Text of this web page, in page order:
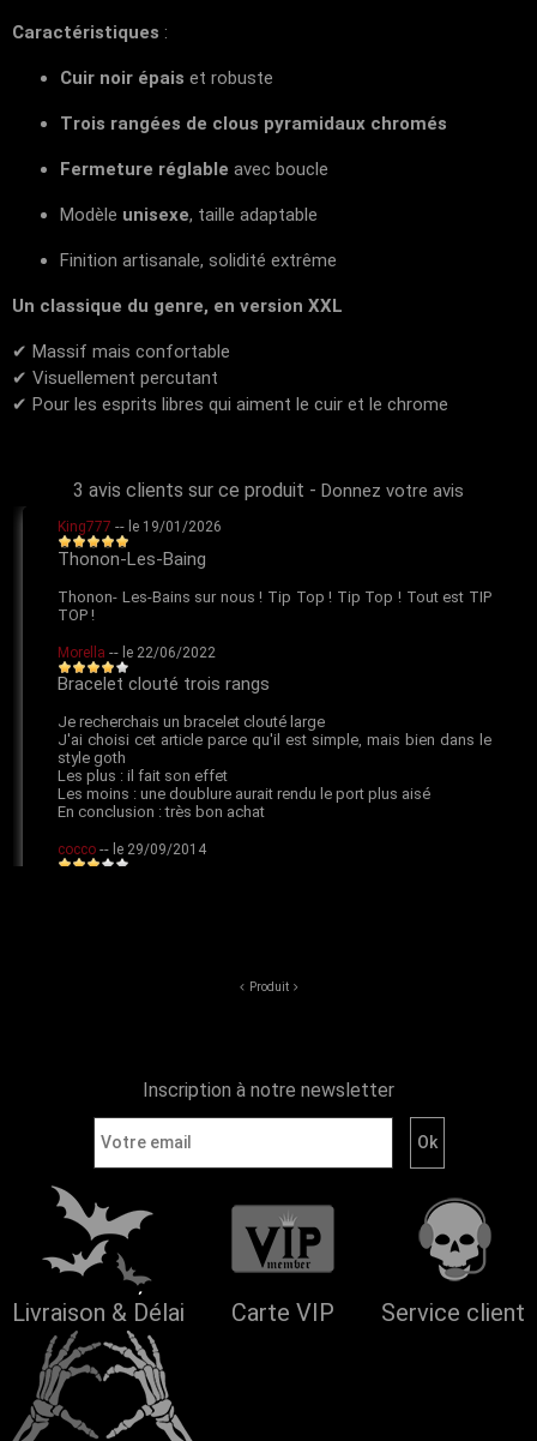
Caractéristiques :
Cuir noir épais et robuste
Trois rangées de clous pyramidaux chromés
Fermeture réglable avec boucle
Modèle unisexe, taille adaptable
Finition artisanale, solidité extrême
Un classique du genre, en version XXL
✔ Massif mais confortable
✔ Visuellement percutant
✔ Pour les esprits libres qui aiment le cuir et le chrome
3 avis clients sur ce produit - Donnez votre avis
Produit
Inscription à notre newsletter
Livraison & Délai Carte VIP Service client